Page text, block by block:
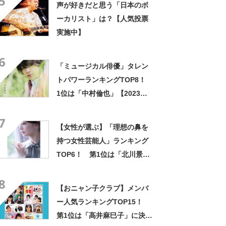
声が好きだと思う「日本のボ
ーカリスト」は？【人気投票
実施中】
「ミュージカル俳優」タレン
トパワーランキングTOP8！
1位は「中村倫也」【2023年
【女性が選ぶ】「理想の鼻を
持つ女性芸能人」ランキング
TOP6！ 第1位は「北川景
【おニャン子クラブ】メンバ
ー人気ランキングTOP15！
第1位は「高井麻巳子」に決